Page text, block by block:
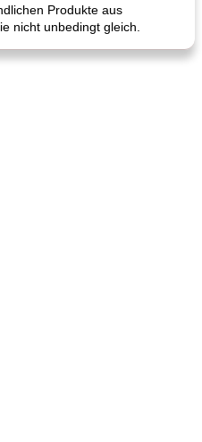
Produkte aus
nicht unbedingt gleich.